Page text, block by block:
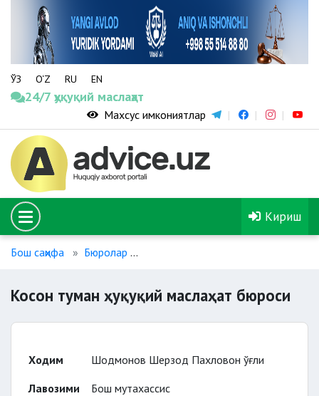
ЎЗ O‘Z RU EN
24/7 ҳуқуқий маслаҳат
Махсус имкониятлар
Кириш
Бош саҳифа Бюролар
Косон туман ҳуқуқий маслаҳат бюроси
Ходим
Шодмонов Шерзод Пахловон ўғли
Лавозими
Бош мутахассис